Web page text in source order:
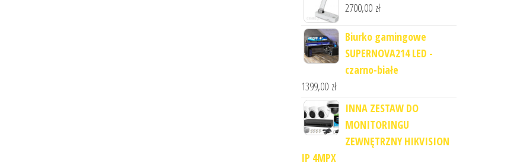
2700,00 zł
Biurko gamingowe
SUPERNOVA214 LED -
czarno-białe
1399,00 zł
INNA ZESTAW DO
MONITORINGU
ZEWNĘTRZNY HIKVISION
IP 4MPX